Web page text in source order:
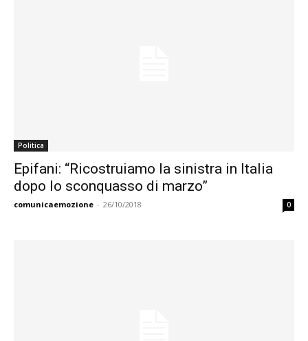
Politica
Epifani: “Ricostruiamo la sinistra in Italia
dopo lo sconquasso di marzo”
comunicaemozione - 26/10/2018 0